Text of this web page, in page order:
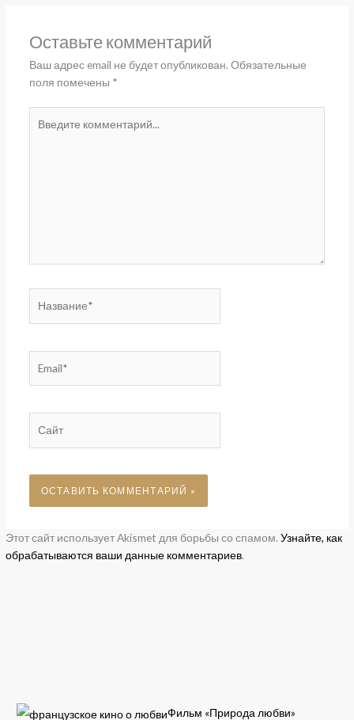
Оставьте комментарий
Ваш адрес email не будет опубликован. Обязательные
поля помечены *
комментарий...
Этот сайт использует Akismet для борьбы со спамом.Узнайте, как
обрабатываются ваши данные комментариев.
Фильм «Природа любви»